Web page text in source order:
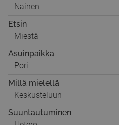
Nainen
Etsin
Miestä
Asuinpaikka
Pori
Millä mielellä
Keskusteluun
Suuntautuminen